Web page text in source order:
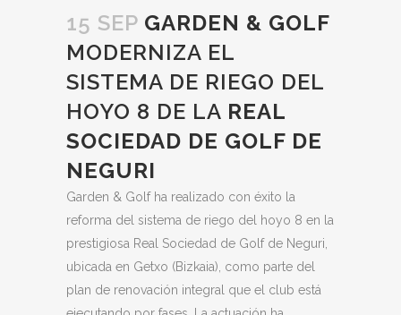
15 SEP GARDEN & GOLF
MODERNIZA EL
SISTEMA DE RIEGO DEL
HOYO 8 DE LA REAL
SOCIEDAD DE GOLF DE
NEGURI
Garden & Golf ha realizado con éxito la
reforma del sistema de riego del hoyo 8 en la
prestigiosa Real Sociedad de Golf de Neguri,
ubicada en Getxo (Bizkaia), como parte del
plan de renovación integral que el club está